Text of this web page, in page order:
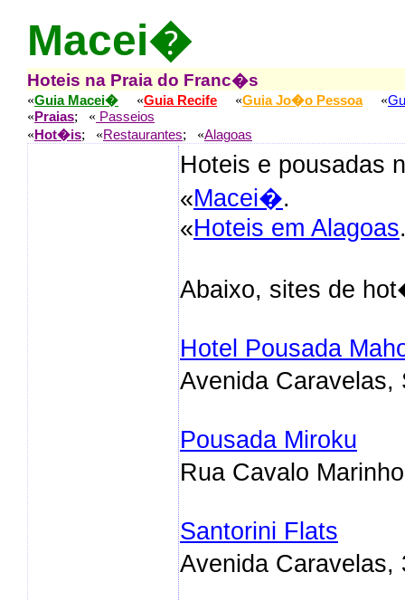
Macei�
Hoteis na Praia do Franc�s
«Guia Macei� «Guia Recife «Guia Jo�o Pessoa«
« Praias; « Passeios
« Hot�is; «Restaurantes; «Alagoas
Hoteis e pousadas
«Macei�.
«Hoteis em Alagoas
Abaixo, sites de
Hotel Pousada
Avenida
Pousada Miroku
Rua Cavalo
Santorini Flats
Avenida